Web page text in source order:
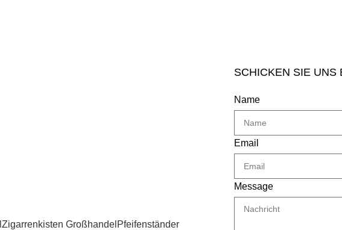
Zigarrenkisten Großhandel Pfeifenständer
SCHICKEN SIE UNS
Name
Email
Message